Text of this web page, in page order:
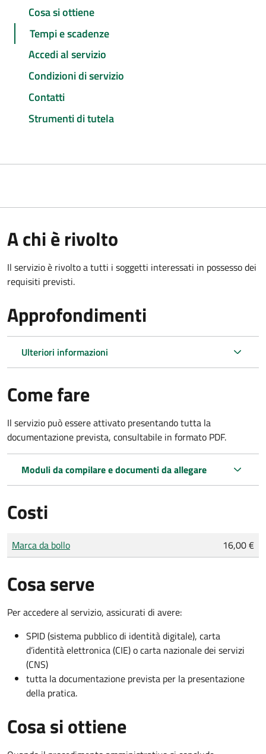
Cosa si ottiene
Tempi e scadenze
Accedi al servizio
Condizioni di servizio
Contatti
Strumenti di tutela
A chi è rivolto
Il servizio è rivolto a tutti i soggetti interessati in possesso dei
requisiti previsti.
Approfondimenti
Ulteriori informazioni
Come fare
Il servizio può essere attivato presentando tutta la
documentazione prevista, consultabile in formato PDF.
Moduli da compilare e documenti da allegare
Costi
Tipo di pagamento
Importo
Marca da bollo 16,00 €
Cosa serve
Per accedere al servizio, assicurati di avere:
SPID (sistema pubblico di identità digitale), carta
d’identità elettronica (CIE) o carta nazionale dei servizi
(CNS)
tutta la documentazione prevista per la presentazione
della pratica.
Cosa si ottiene